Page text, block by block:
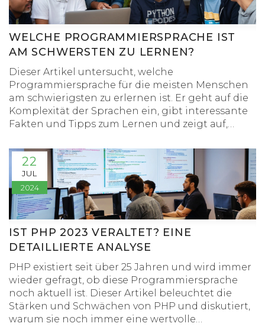
auch erfahrene Entwickler zu unterstützen.
WELCHE PROGRAMMIERSPRACHE IST
AM SCHWERSTEN ZU LERNEN?
Dieser Artikel untersucht, welche
Programmiersprache für die meisten Menschen
am schwierigsten zu erlernen ist. Er geht auf die
Komplexität der Sprachen ein, gibt interessante
Fakten und Tipps zum Lernen und zeigt auf,
Programmierprofi bewältigt werden müssen.
22
JUL
2024
IST PHP 2023 VERALTET? EINE
DETAILLIERTE ANALYSE
PHP existiert seit über 25 Jahren und wird immer
wieder gefragt, ob diese Programmiersprache
noch aktuell ist. Dieser Artikel beleuchtet die
Stärken und Schwächen von PHP und diskutiert,
warum sie noch immer eine wertvolle